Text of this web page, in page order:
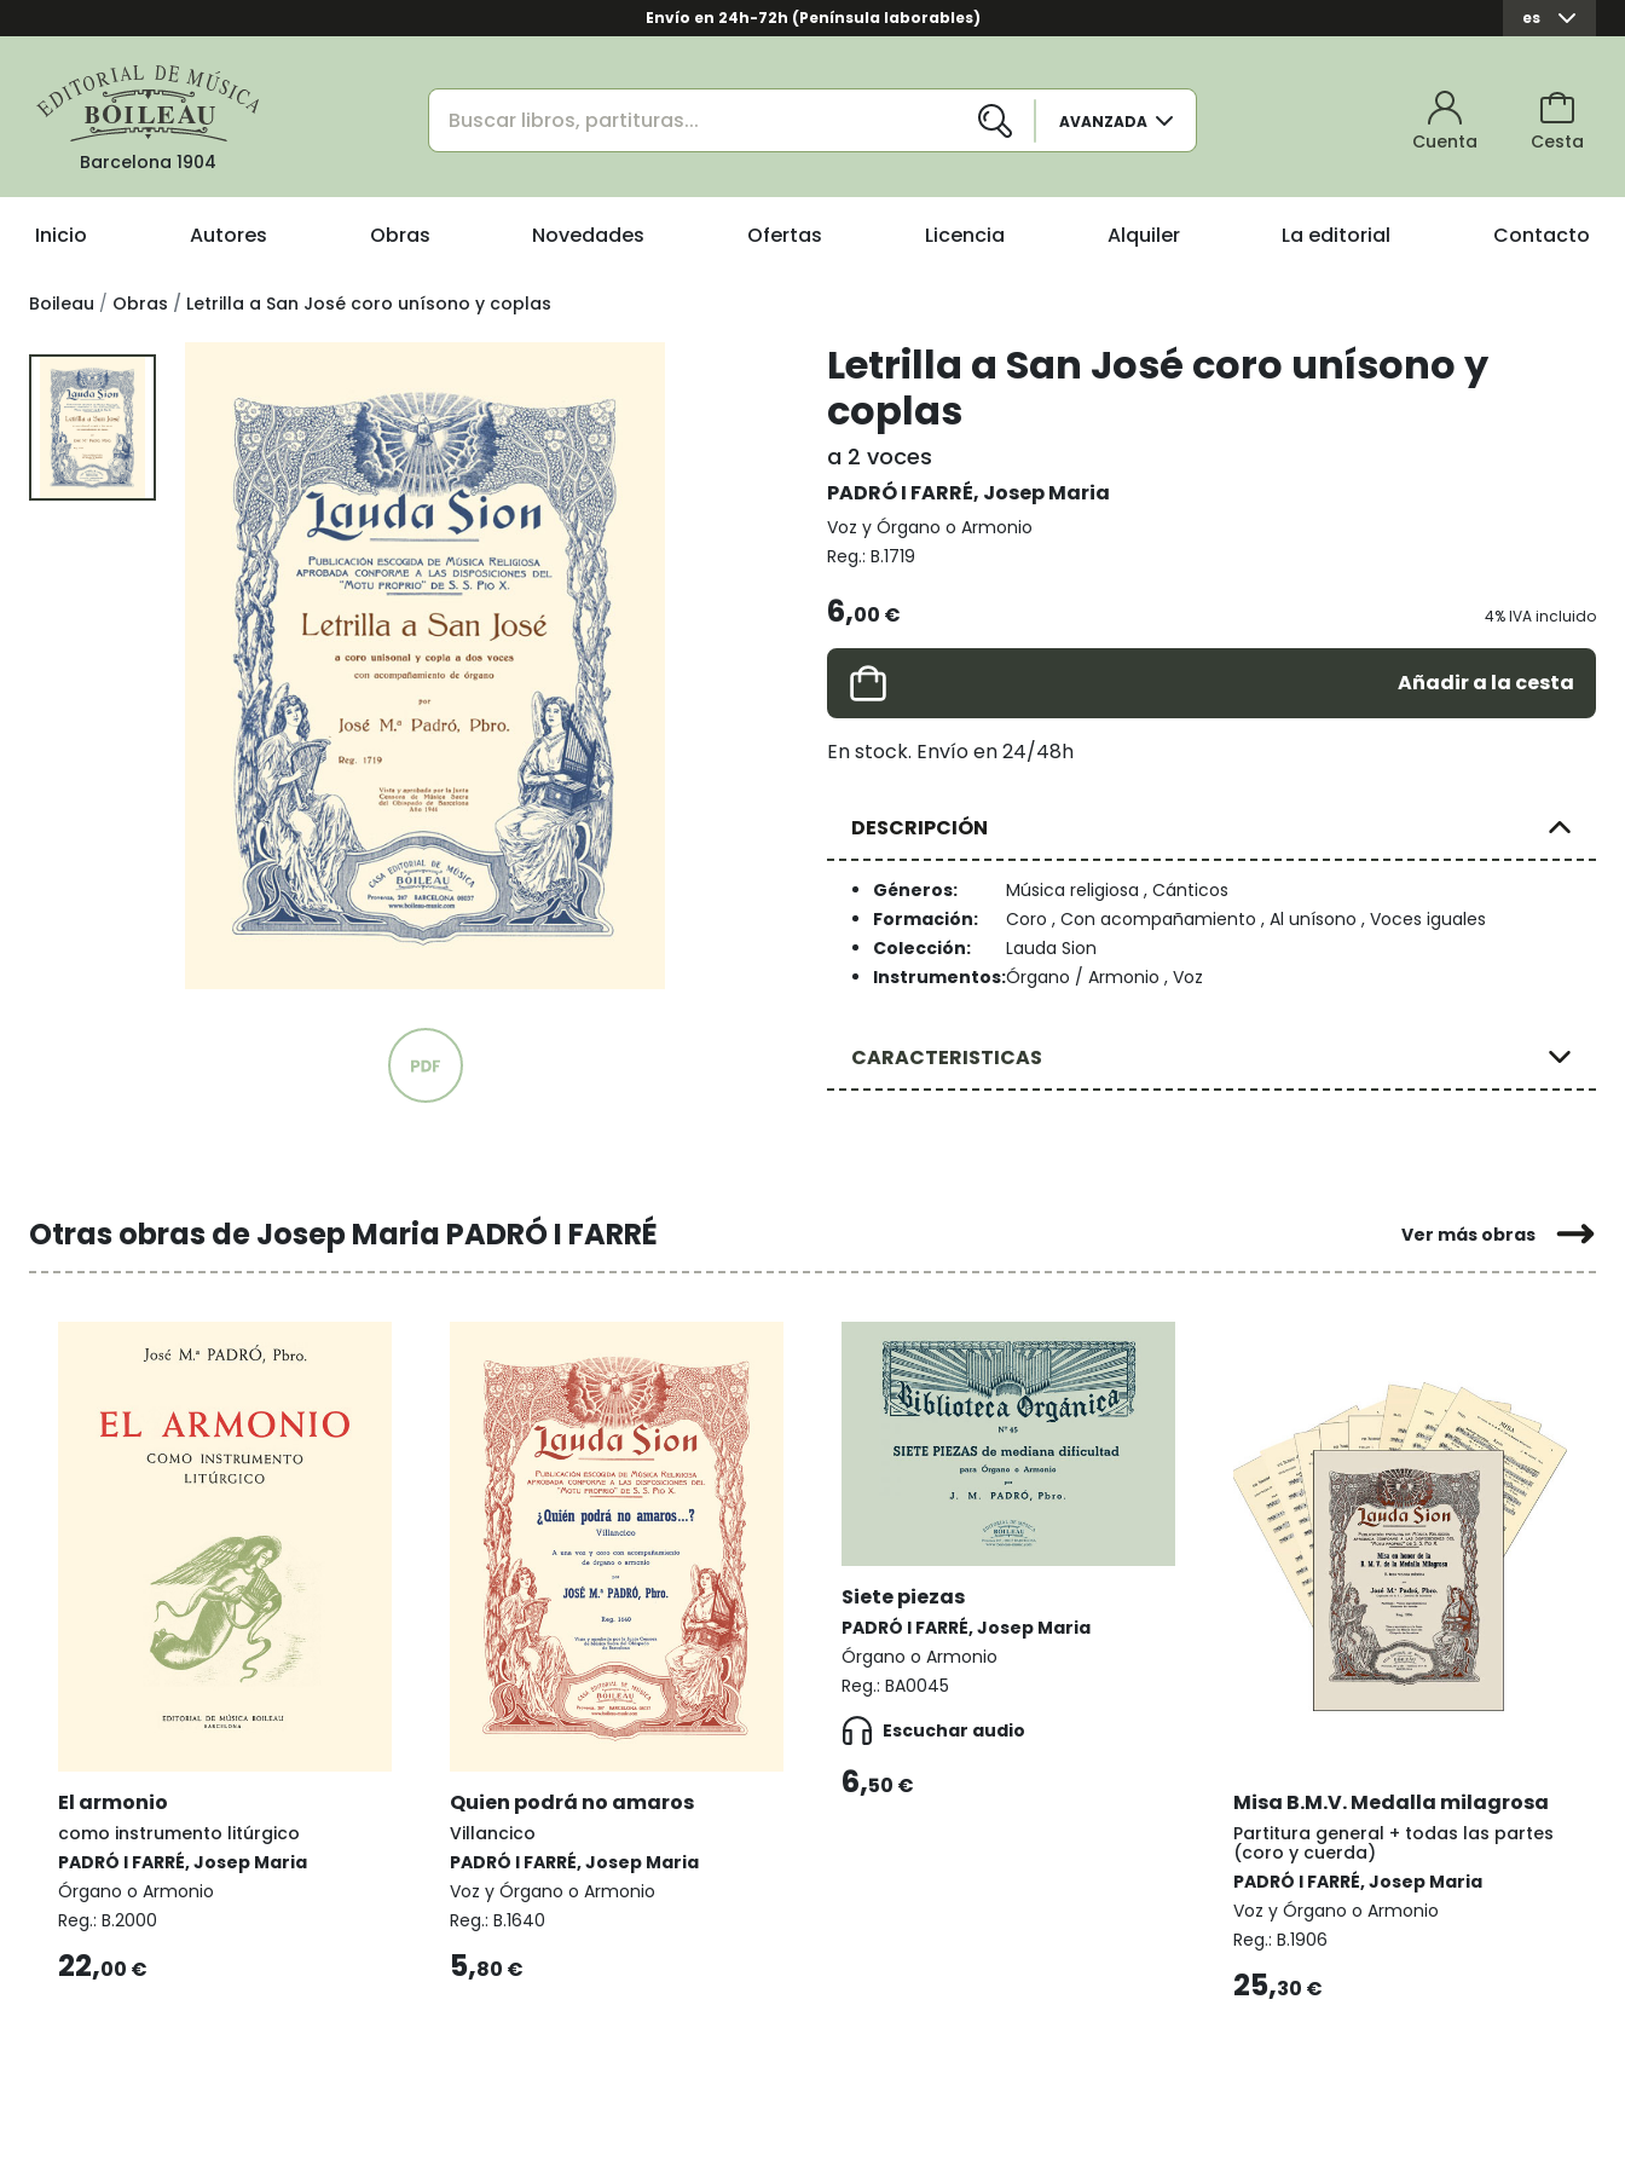
Envío en 24h-72h (Península laborables) es
Barcelona 1904
AVANZADA
Cuenta Cesta
Inicio Autores Obras Novedades Ofertas Licencia Alquiler La editorial Contacto
Boileau Obras Letrilla a San José coro unísono y coplas
Letrilla a San José coro unísono y
coplas
a 2 voces
PADRÓ I FARRÉ, Josep Maria
Voz y Órgano o Armonio
Reg.: B.1719
6,00 € 4% IVA incluido
Añadir a la cesta
En stock. Envío en 24/48h
DESCRIPCIÓN
Géneros:
Música religiosa , Cánticos
Formación:
Coro , Con acompañamiento , Al unísono , Voces iguales
Colección:
Lauda Sion
Instrumentos:Órgano / Armonio , Voz
CARACTERISTICAS
Otras obras de Josep Maria PADRÓ I FARRÉ Ver más obras
El armonio
como instrumento litúrgico
PADRÓ I FARRÉ, Josep Maria
Órgano o Armonio
Reg.: B.2000
22,00 €
Quien podrá no amaros
Villancico
PADRÓ I FARRÉ, Josep Maria
Voz y Órgano o Armonio
Reg.: B.1640
5,80 €
Siete piezas
PADRÓ I FARRÉ, Josep Maria
Órgano o Armonio
Reg.: BA0045
Escuchar audio
6,50 €
Misa B.M.V. Medalla milagrosa
Partitura general + todas las partes
(coro y cuerda)
PADRÓ I FARRÉ, Josep Maria
Voz y Órgano o Armonio
Reg.: B.1906
25,30 €